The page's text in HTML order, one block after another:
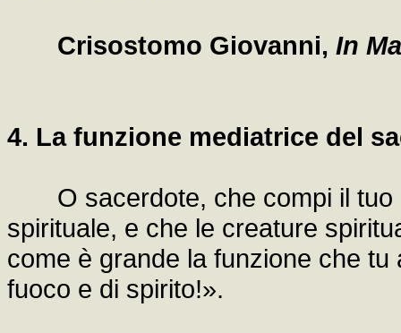
Crisostomo Giovanni, In
4. La funzione mediatrice del
O sacerdote, che compi il tuo
spirituale, e che le creature
come è grande la funzione che
fuoco e di spirito!».